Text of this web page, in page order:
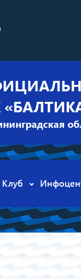
Клуб